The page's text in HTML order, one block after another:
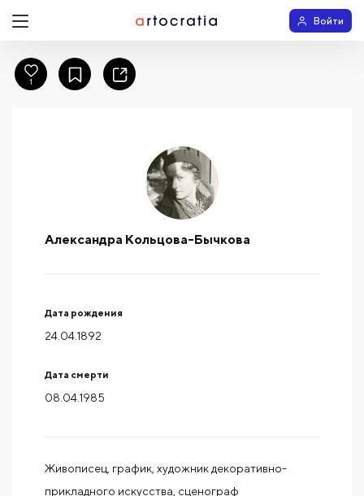
Войти
Александра Кольцова-Бычкова
Дата рождения
24.04.1892
Дата смерти
08.04.1985
Живописец, график, художник декоративно-
прикладного искусства, сценограф
1